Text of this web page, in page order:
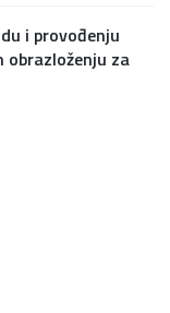
i provođenju
obrazloženju za